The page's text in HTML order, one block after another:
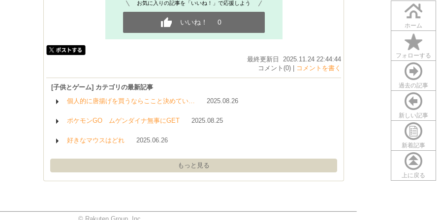
ホーム
フォローする
過去の記事
新しい記事
新着記事
上に戻る
お気に入りの記事を「いいね！」で応援しよう
いいね！ 0
最終更新日 2025.11.24 22:44:44
コメント(0) |
コメントを書く
[子供とゲーム] カテゴリの最新記事
個人的に唐揚げを買うならここと決めてい…
2025.08.26
ポケモンGO ムゲンダイナ無事にGET 2025.08.25
好きなマウスはどれ 2025.06.26
もっと見る